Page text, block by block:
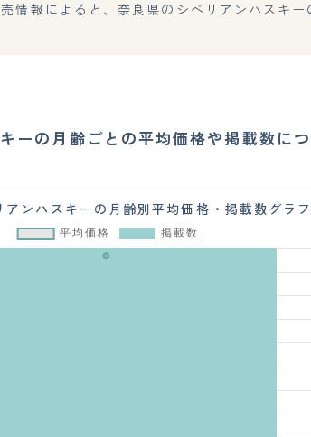
情報によると、奈良県のシベリアンハスキー
ーの月齢ごとの平均価格や掲載数に
アンハスキーの月齢別平均価格・掲載数グラ